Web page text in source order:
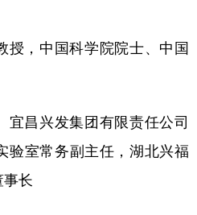
中国科学院院士、中国
兴发集团有限责任公司
验室常务副主任，湖北兴福
事长